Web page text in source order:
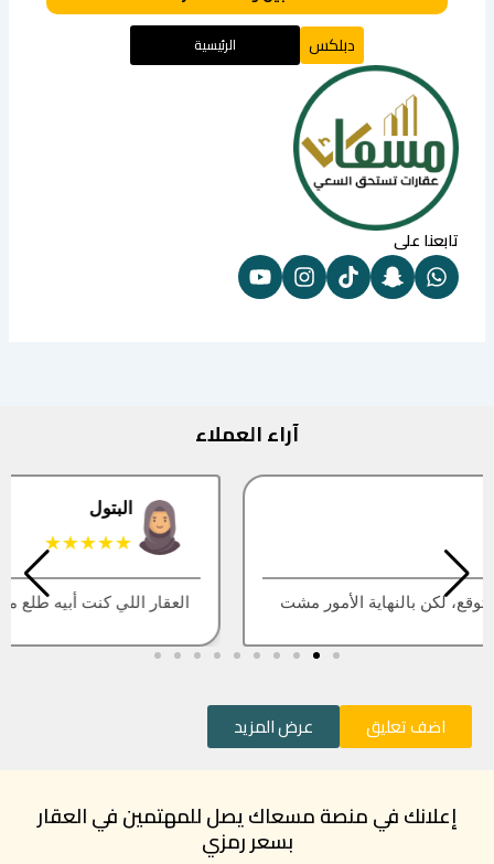
دبلكس الرئيسية
تابعنا على
آراء العملاء
العقار اللي كنت أبيه طلع مباع، أتمنى التحديث يكون أسرع
اضف تعليق عرض المزيد
إعلانك في منصة مسعاك يصل للمهتمين في العقار
بسعر رمزي